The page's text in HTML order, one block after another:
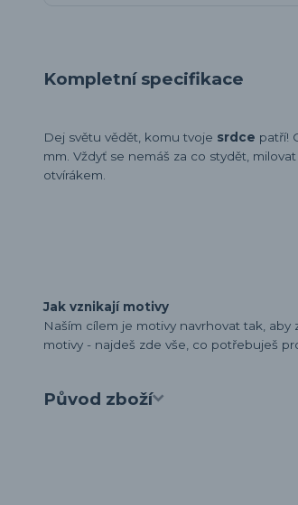
Kompletní specifikace
Dej světu vědět, komu tvoje srdce patří!
mm. Vždyť se nemáš za co stydět,
otvírákem.
Jak vznikají motivy
Naším cílem je motivy navrhovat tak,
motivy - najdeš zde vše, co potřebuješ
Původ zboží